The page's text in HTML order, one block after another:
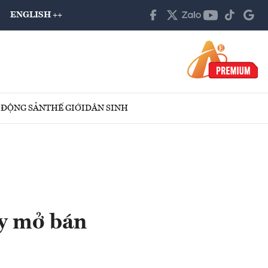
ENGLISH ++
SẢNTHẾ GIỚIDÂN SINH
mở bán